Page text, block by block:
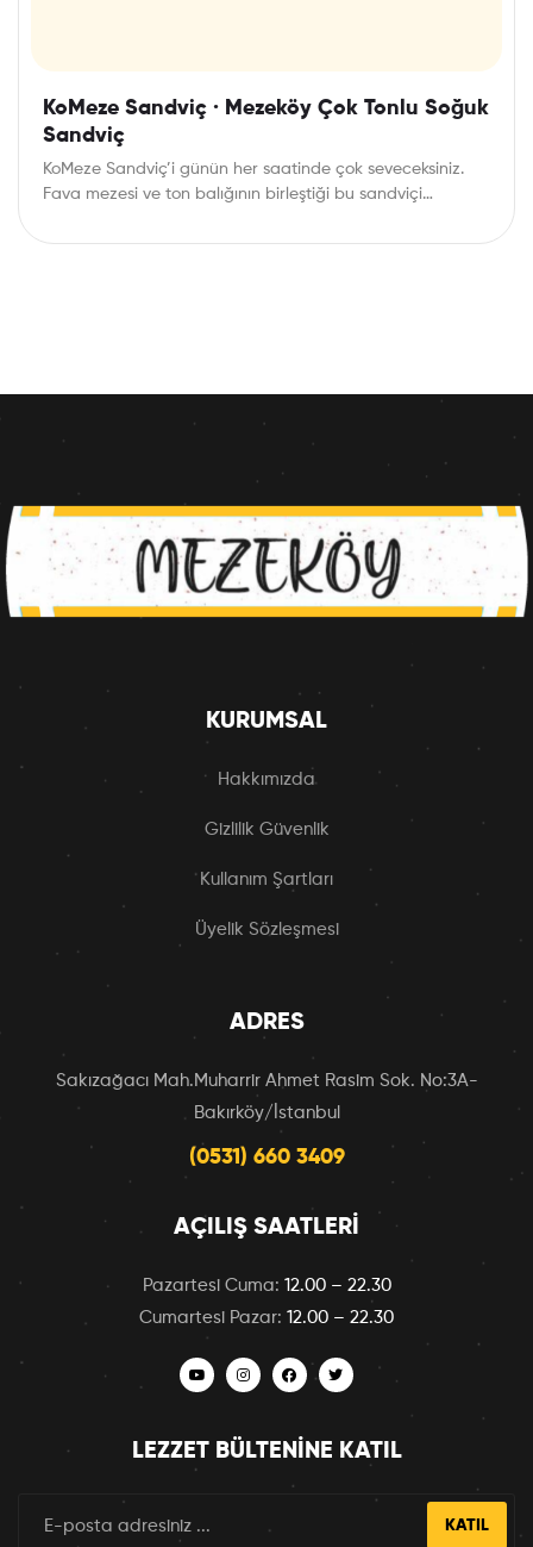
KoMeze Sandviç · Mezeköy Çok Tonlu Soğuk
Sandviç
KoMeze Sandviç’i günün her saatinde çok seveceksiniz.
Fava mezesi ve ton balığının birleştiği bu sandviçi…
KURUMSAL
Hakkımızda
Gizlilik Güvenlik
Kullanım Şartları
Üyelik Sözleşmesi
ADRES
Sakızağacı Mah.Muharrir Ahmet Rasim Sok. No:3A-
Bakırköy/İstanbul
(0531) 660 3409
AÇILIŞ SAATLERI
Pazartesi Cuma: 12.00 – 22.30
Cumartesi Pazar: 12.00 – 22.30
LEZZET BÜLTENINE KATIL
KATIL